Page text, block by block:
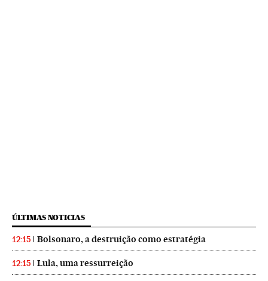
ÚLTIMAS NOTICIAS
12:15 Bolsonaro, a destruição como estratégia
12:15 Lula, uma ressurreição